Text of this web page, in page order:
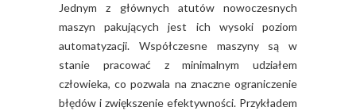
Jednym z głównych atutów nowoczesnych
maszyn pakujących jest ich wysoki poziom
automatyzacji. Współczesne maszyny są w
stanie pracować z minimalnym udziałem
człowieka, co pozwala na znaczne ograniczenie
błędów i zwiększenie efektywności. Przykładem